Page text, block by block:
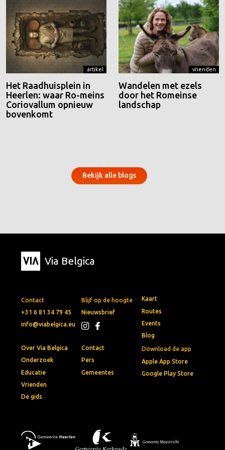
artikel
Het Raadhuisplein in
Heerlen: waar Ro-meins
Coriovallum opnieuw
bovenkomt
vrienden
Wandelen met ezels
door het Romeinse
landschap
Bekijk alle blogs
Via Belgica
Contact
+31 6 81 34 79 45
info@viabelgica.eu
Blijf op de hoogte
Nieuwsbrief
Download de app
Apple App Store
Google Play Store
Kaart
Routes
Events
Blog
Over Via Belgica
Onderzoek
Educatie
Vrienden
De gids
Contact
Pers
Gemeentes